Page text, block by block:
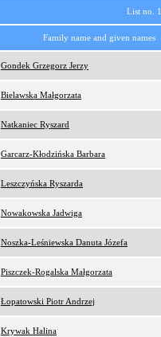
List no.
Family name and given names
Gondek Grzegorz Jerzy
Bielawska Małgorzata
Natkaniec Ryszard
Garcarz-Kłodzińska Barbara
Leszczyńska Ryszarda
Nowakowska Jadwiga
Noszka-Leśniewska Danuta Józefa
Piszczek-Rogalska Małgorzata
Łopatowski Piotr Andrzej
Krywak Halina